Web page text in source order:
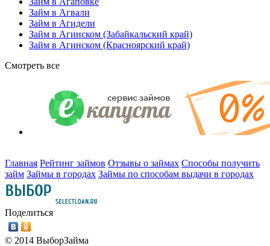
Займ в Агвали
Займ в Агидели
Займ в Агинском (Забайкальский край)
Займ в Агинском (Красноярский край)
Смотреть все
Главная Рейтинг займов Отзывы о займах Способы получить
займ Займы в городах Займы по способам выдачи в городах
Поделиться
© 2014 ВыборЗайма